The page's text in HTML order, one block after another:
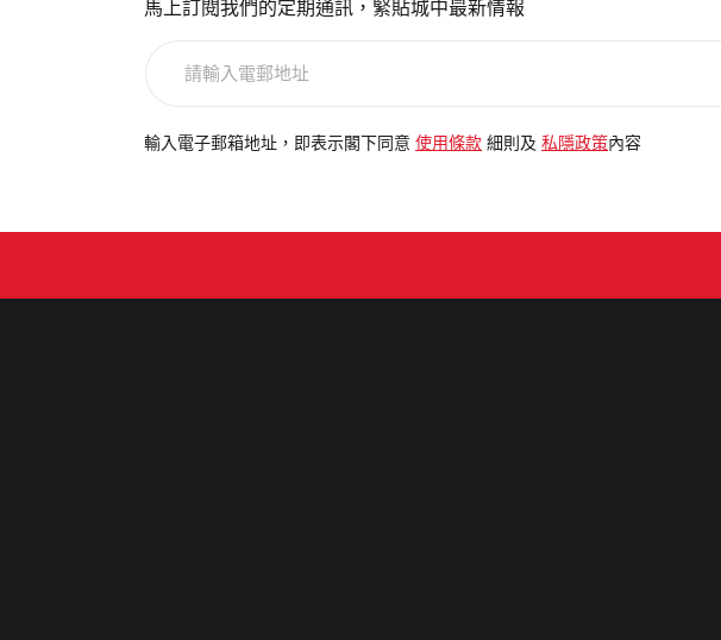
馬上訂閱我們的定期通訊，緊貼城中最新情報
電
輸入電子郵箱地址，即表示閣下同意 使用條款 細則及 私隱政策 內容